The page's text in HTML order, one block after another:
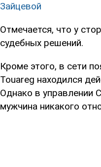
Зайцевой
Отмечается, что у
судебных решений.
Кроме этого, в сети
Touareg находился
Однако в управлении
мужчина никакого